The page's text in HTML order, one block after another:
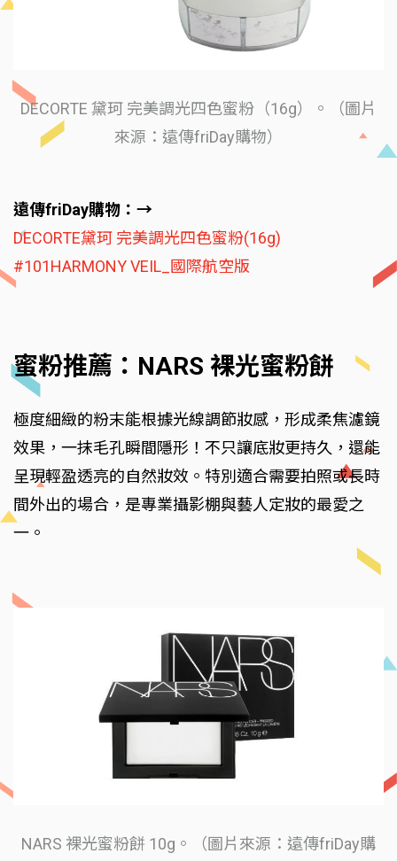
DECORTE 黛珂 完美調光四色蜜粉（16g）。（圖片
來源：遠傳friDay購物）
遠傳friDay購物：→
DECORTE黛珂 完美調光四色蜜粉(16g)
#101HARMONY VEIL_國際航空版
蜜粉推薦：NARS 裸光蜜粉餅
極度細緻的粉末能根據光線調節妝感，形成柔焦濾鏡
效果，一抹毛孔瞬間隱形！不只讓底妝更持久，還能
呈現輕盈透亮的自然妝效。特別適合需要拍照或長時
間外出的場合，是專業攝影棚與藝人定妝的最愛之
一。
NARS 裸光蜜粉餅 10g。（圖片來源：遠傳friDay購